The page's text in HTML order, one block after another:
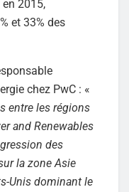
2015,
et 33% des
chez PwC : «
entre les régions
and Renewables
des
la zone Asie
Unis dominant le